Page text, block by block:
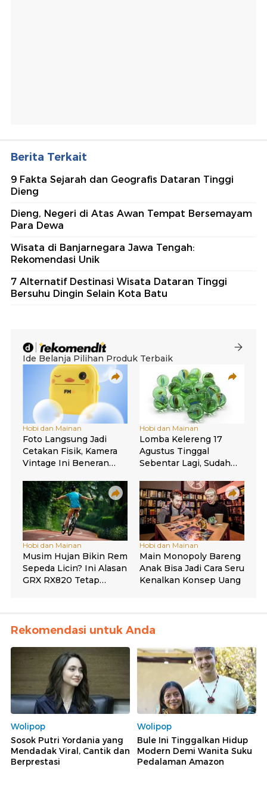
Berita Terkait
9 Fakta Sejarah dan Geografis Dataran Tinggi
Dieng
Dieng, Negeri di Atas Awan Tempat Bersemayam
Para Dewa
Wisata di Banjarnegara Jawa Tengah:
Rekomendasi Unik
7 Alternatif Destinasi Wisata Dataran Tinggi
Bersuhu Dingin Selain Kota Batu
Rekomendasi untuk Anda
Wolipop
Sosok Putri Yordania yang
Mendadak Viral, Cantik dan
Berprestasi
Wolipop
Bule Ini Tinggalkan Hidup
Modern Demi Wanita Suku
Pedalaman Amazon